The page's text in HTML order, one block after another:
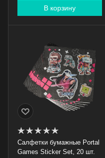
В корзину
Салфетки бумажные Portal
Games Sticker Set, 20 шт.